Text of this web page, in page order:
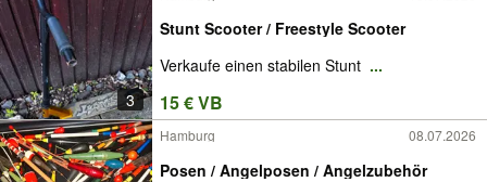
3
Stunt Scooter / Freestyle Scooter
Verkaufe einen stabilen Stunt ...
15 € VB
Hamburg 08.07.2026
Posen / Angelposen / Angelzubehör